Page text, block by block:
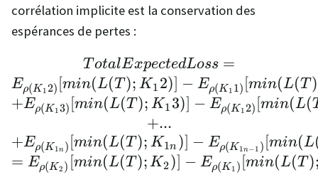
corrélation implicite est la conservation des
espérances de pertes :
TotalExpectedLoss
T otalExpectedLoss =
Eρ(K1 2) [min(L(T ); K1 2)] − Eρ(K1 1 ) [min(L(T )
+Eρ(K13) [min(L(T ); K1 3)] − Eρ(K1 2) [min(L(
+...
+Eρ(K1n ) [min(L(T ); K1n )] − Eρ(K1n−1 ) [min(L
= Eρ(K2 ) [min(L(T ); K2)] − Eρ(K1 ) [min(L(T )